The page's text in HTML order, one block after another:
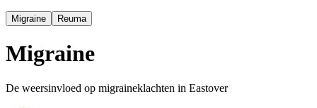
Migraine Reuma
Migraine
De weersinvloed op migraineklachten in Eastover